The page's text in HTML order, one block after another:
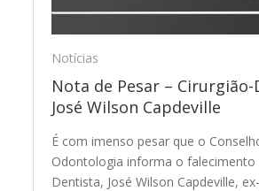
Notícias
Nota de Pesar –
José Wilson Capdeville
É com imenso pesar que o
Odontologia informa o falecimento
Dentista, José Wilson Capdeville,